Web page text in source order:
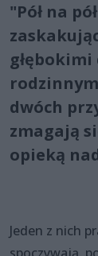
"Pół na
dwóch
zmagają
opieką
Jeden z nich